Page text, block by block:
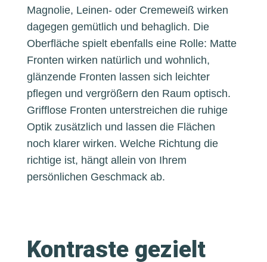
Magnolie, Leinen- oder Cremeweiß wirken
dagegen gemütlich und behaglich. Die
Oberfläche spielt ebenfalls eine Rolle: Matte
Fronten wirken natürlich und wohnlich,
glänzende Fronten lassen sich leichter
pflegen und vergrößern den Raum optisch.
Grifflose Fronten unterstreichen die ruhige
Optik zusätzlich und lassen die Flächen
noch klarer wirken. Welche Richtung die
richtige ist, hängt allein von Ihrem
persönlichen Geschmack ab.
Kontraste gezielt